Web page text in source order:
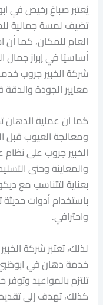
يُعتبر صباغ رخيص في
تضيف لمسة جمالية
العام للمكان، كما أن
أساسيًا في إبراز جمال
شركة الخبير جروب
معايير الجودة والدقة
كما أن عملية الدهان
ومعالجة العيوب قبل
الخبير جروب على
والمعاينة وحتى
بعناية لتتناسب مع
باستخدام أدوات
واحترافي.
لذلك، تعتبر شركة
خدمة دهان في
تلتزم بالمواعيد
كذلك، تهدف إلى تقديم